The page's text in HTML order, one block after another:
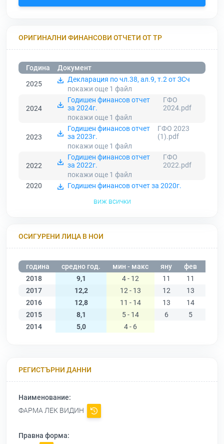
ОРИГИНАЛНИ ФИНАНСОВИ ОТЧЕТИ ОТ ТР
Година
Документ
2025
Декларация по чл.38, ал.9, т.2 от ЗСч
покажи още 1 файл
2024
Годишен финансов отчет
за 2024г.
ГФО
2024.pdf
покажи още 1 файл
2023
Годишен финансов отчет
за 2023г.
ГФО 2023
(1).pdf
покажи още 1 файл
2022
Годишен финансов отчет
за 2022г.
ГФО
2022.pdf
покажи още 1 файл
2020
Годишен финансов отчет за 2020г.
виж всички
ОСИГУРЕНИ ЛИЦА В НОИ
година средно год. мин - макс яну фев
2018
9,1 4 - 12 11 11
2017
12,2 12 - 13 12 13
2016
12,8 11 - 14 13 14
2015
8,1 5 - 14 6 5
2014
5,0 4 - 6
РЕГИСТЪРНИ ДАННИ
Наименование:
ФАРМА ЛЕК ВИДИН
Правна форма: